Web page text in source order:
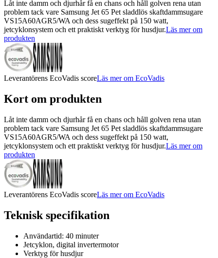
Låt inte damm och djurhår få en chans och håll golven rena utan
problem tack vare Samsung Jet 65 Pet sladdlös skaftdammsugare
VS15A60AGR5/WA och dess sugeffekt på 150 watt,
jetcyklonsystem och ett praktiskt verktyg för husdjur.Läs mer om
produkten
Leverantörens EcoVadis scoreLäs mer om EcoVadis
Kort om produkten
Låt inte damm och djurhår få en chans och håll golven rena utan
problem tack vare Samsung Jet 65 Pet sladdlös skaftdammsugare
VS15A60AGR5/WA och dess sugeffekt på 150 watt,
jetcyklonsystem och ett praktiskt verktyg för husdjur.Läs mer om
produkten
Leverantörens EcoVadis scoreLäs mer om EcoVadis
Teknisk specifikation
Användartid: 40 minuter
Jetcyklon, digital invertermotor
Verktyg för husdjur